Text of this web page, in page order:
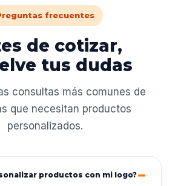
frecuentes
de cotizar,
tus dudas
consultas más comunes de
que necesitan productos
personalizados.
productos con mi logo?